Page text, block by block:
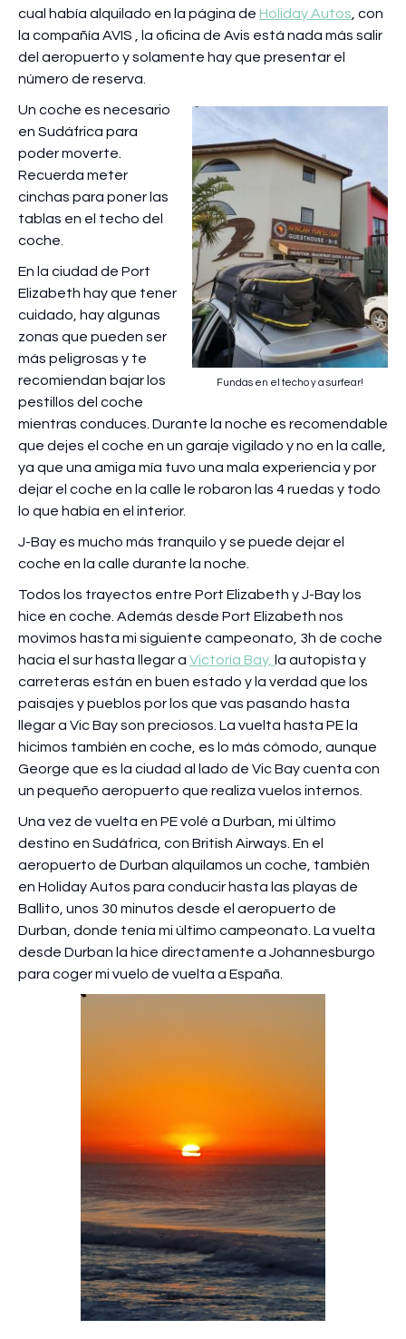
cual había alquilado en la página de Holiday Autos , con
la compañía AVIS , la oficina de Avis está nada más salir
del aeropuerto y solamente hay que presentar el
número de reserva.
Fundas en el techo y a surfear!
Un coche es necesario
en Sudáfrica para
poder moverte.
Recuerda meter
cinchas para poner las
tablas en el techo del
coche.
En la ciudad de Port
Elizabeth hay que tener
cuidado, hay algunas
zonas que pueden ser
más peligrosas y te
recomiendan bajar los
pestillos del coche
mientras conduces. Durante la noche es recomendable
que dejes el coche en un garaje vigilado y no en la calle,
ya que una amiga mía tuvo una mala experiencia y por
dejar el coche en la calle le robaron las 4 ruedas y todo
lo que había en el interior.
J-Bay es mucho más tranquilo y se puede dejar el
coche en la calle durante la noche.
Todos los trayectos entre Port Elizabeth y J-Bay los
hice en coche. Además desde Port Elizabeth nos
movimos hasta mi siguiente campeonato, 3h de coche
hacia el sur hasta llegar a Victoria Bay, la autopista y
carreteras están en buen estado y la verdad que los
paisajes y pueblos por los que vas pasando hasta
llegar a Vic Bay son preciosos. La vuelta hasta PE la
hicimos también en coche, es lo más cómodo, aunque
George que es la ciudad al lado de Vic Bay cuenta con
un pequeño aeropuerto que realiza vuelos internos.
Una vez de vuelta en PE volé a Durban, mi último
destino en Sudáfrica, con British Airways. En el
aeropuerto de Durban alquilamos un coche, también
en Holiday Autos para conducir hasta las playas de
Ballito, unos 30 minutos desde el aeropuerto de
Durban, donde tenía mi último campeonato. La vuelta
desde Durban la hice directamente a Johannesburgo
para coger mi vuelo de vuelta a España.